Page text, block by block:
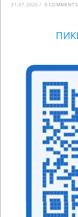
31.07.2026 / 0 COMMENTS